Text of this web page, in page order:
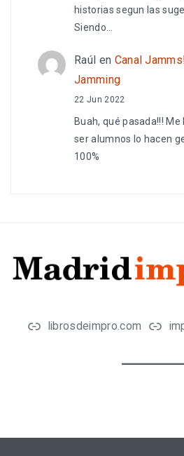
historias segun las
Siendo…
Raúl en Canal
Jamming
22 Jun 2022
Buah, qué pasada!!!
ser alumnos lo hacen
100%
librosdeimpro.com